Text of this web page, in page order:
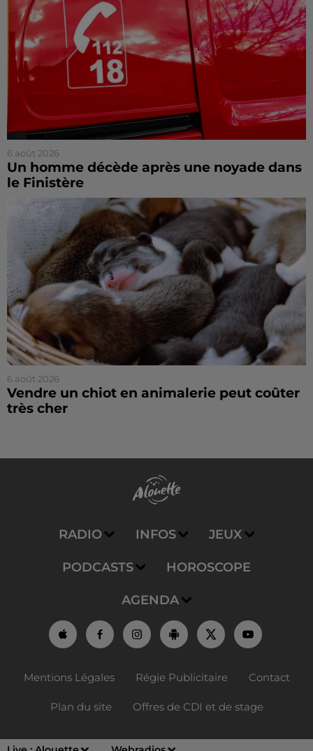
6 août 2026
Un homme décède après une noyade dans
le Finistère
6 août 2026
Vendre un chiot en animalerie peut coûter
très cher
RADIO INFOS JEUX
PODCASTS HOROSCOPE
AGENDA
Mentions Légales Régie Publicitaire Contact
Plan du site Offres de CDI et de stage